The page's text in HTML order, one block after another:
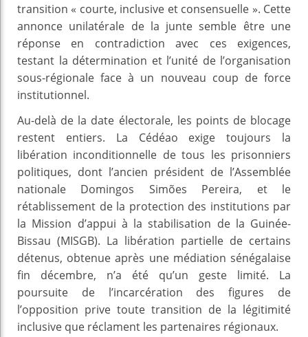
transition « courte, inclusive et consensuelle ». Cette
annonce unilatérale de la junte semble être une
réponse en contradiction avec ces exigences,
testant la détermination et l’unité de l’organisation
sous-régionale face à un nouveau coup de force
institutionnel.
Au-delà de la date électorale, les points de blocage
restent entiers. La Cédéao exige toujours la
libération inconditionnelle de tous les prisonniers
politiques, dont l’ancien président de l’Assemblée
nationale Domingos Simões Pereira, et le
rétablissement de la protection des institutions par
la Mission d’appui à la stabilisation de la Guinée-
Bissau (MISGB). La libération partielle de certains
détenus, obtenue après une médiation sénégalaise
fin décembre, n’a été qu’un geste limité. La
poursuite de l’incarcération des figures de
l’opposition prive toute transition de la légitimité
inclusive que réclament les partenaires régionaux.